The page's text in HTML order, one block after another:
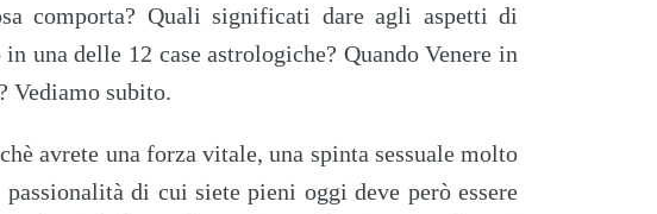
comporta? Quali significati dare agli aspetti di
una delle 12 case astrologiche? Quando Venere in
Vediamo subito.
avrete una forza vitale, una spinta sessuale molto
di cui siete pieni oggi deve però essere